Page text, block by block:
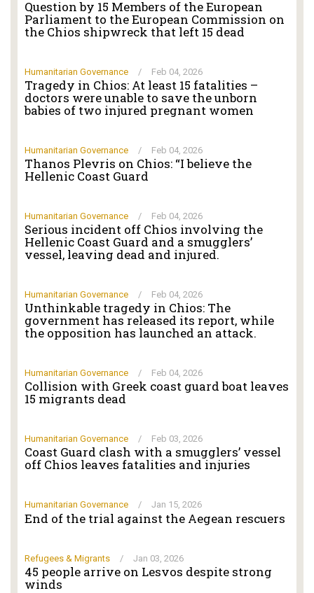
Question by 15 Members of the European
Parliament to the European Commission on
the Chios shipwreck that left 15 dead
Humanitarian Governance / Feb 04, 2026
Tragedy in Chios: At least 15 fatalities –
doctors were unable to save the unborn
babies of two injured pregnant women
Humanitarian Governance / Feb 04, 2026
Thanos Plevris on Chios: “I believe the
Hellenic Coast Guard
Humanitarian Governance / Feb 04, 2026
Serious incident off Chios involving the
Hellenic Coast Guard and a smugglers’
vessel, leaving dead and injured.
Humanitarian Governance / Feb 04, 2026
Unthinkable tragedy in Chios: The
government has released its report, while
the opposition has launched an attack.
Humanitarian Governance / Feb 04, 2026
Collision with Greek coast guard boat leaves
15 migrants dead
Humanitarian Governance / Feb 03, 2026
Coast Guard clash with a smugglers’ vessel
off Chios leaves fatalities and injuries
Humanitarian Governance / Jan 15, 2026
End of the trial against the Aegean rescuers
Refugees & Migrants / Jan 03, 2026
45 people arrive on Lesvos despite strong
winds